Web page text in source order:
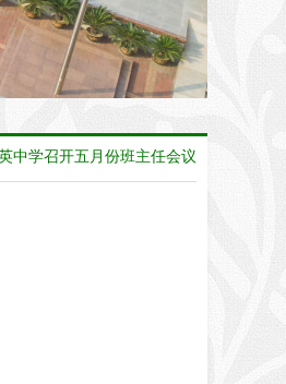
学召开五月份班主任会议